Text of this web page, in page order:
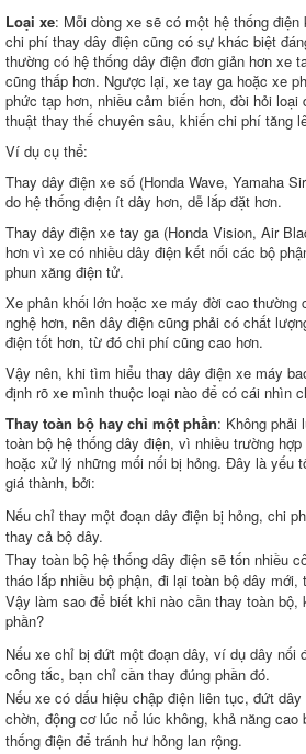
Loại xe: Mỗi dòng xe sẽ có một hệ thống
chi phí thay dây điện cũng có sự khác biệt
thường có hệ thống dây điện đơn giản hơn xe
cũng thấp hơn. Ngược lại, xe tay ga hoặc xe
phức tạp hơn, nhiều cảm biến hơn, đòi hỏi
thuật thay thế chuyên sâu, khiến chi phí tăng
Ví dụ cụ thể:
Thay dây điện xe số (Honda Wave, Yamaha
do hệ thống điện ít dây hơn, dễ lắp đặt hơn.
Thay dây điện xe tay ga (Honda Vision, Air
hơn vì xe có nhiều dây điện kết nối các bộ
phun xăng điện tử.
Xe phân khối lớn hoặc xe máy đời cao thường
nghệ hơn, nên dây điện cũng phải có chất
điện tốt hơn, từ đó chi phí cũng cao hơn.
Vậy nên, khi tìm hiểu thay dây điện xe máy
định rõ xe mình thuộc loại nào để có cái nhìn
Thay toàn bộ hay chỉ một phần: Không phải
toàn bộ hệ thống dây điện, vì nhiều trường
hoặc xử lý những mối nối bị hỏng. Đây là yếu
giá thành, bởi:
Nếu chỉ thay một đoạn dây điện bị hỏng, chi
thay cả bộ dây.
Thay toàn bộ hệ thống dây điện sẽ tốn nhiều
tháo lắp nhiều bộ phận, đi lại toàn bộ dây mới,
Vậy làm sao để biết khi nào cần thay toàn
phần?
Nếu xe chỉ bị đứt một đoạn dây, ví dụ dây nối
công tắc, bạn chỉ cần thay đúng phần đó.
Nếu xe có dấu hiệu chập điện liên tục, đứt
chờn, động cơ lúc nổ lúc không, khả năng cao
thống điện để tránh hư hỏng lan rộng.